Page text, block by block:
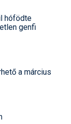
hófödte
genfi
a március